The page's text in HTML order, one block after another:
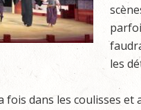
les
fois dans les coulisses